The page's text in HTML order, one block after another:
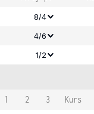
8/4
4/6
1/2
1 2 3
Kurs